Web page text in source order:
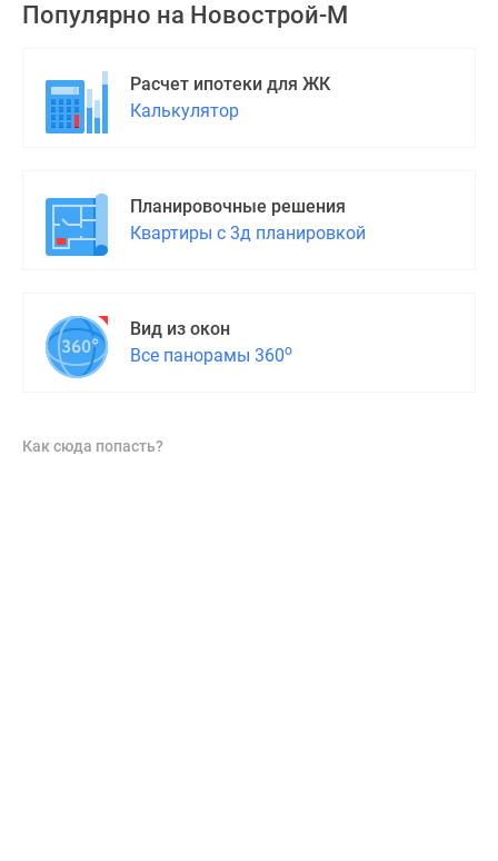
Популярно на Новострой-М
Расчет ипотеки для ЖК
Калькулятор
Планировочные решения
Квартиры с 3д планировкой
Вид из окон
Все панорамы 360о
Как сюда попасть?